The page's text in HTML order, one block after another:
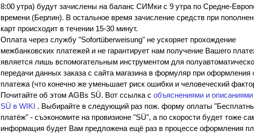
8:00 утра) будут зачислены на баланс СИМки с 9 утра по Средне-
времени (Берлин). В остальное время зачисление средств при
карт происходит в течении 15-30 минут.
Оплата через службу "Sofortüberweisung" не ускоряет прохождение
межбанковских платежей и не гарантирует нам получение Вашего
является лишь вспомогательным инструментом для
передачи данных заказа с сайта магазина в формуляр при оформления
платежа (что конечно же уменьшает риск ошибки и человеческий
Почитайте об этом AGBs SÜ. Вот ссылка с объяснениями и
SÜ в WIKI . Выбирайте в следующий раз пож. форму оплаты
платёж" - съэкономите на провизионе "SÜ", а по скорости будет тоже
информация будет Вам предложена ещё раз в процессе оформления